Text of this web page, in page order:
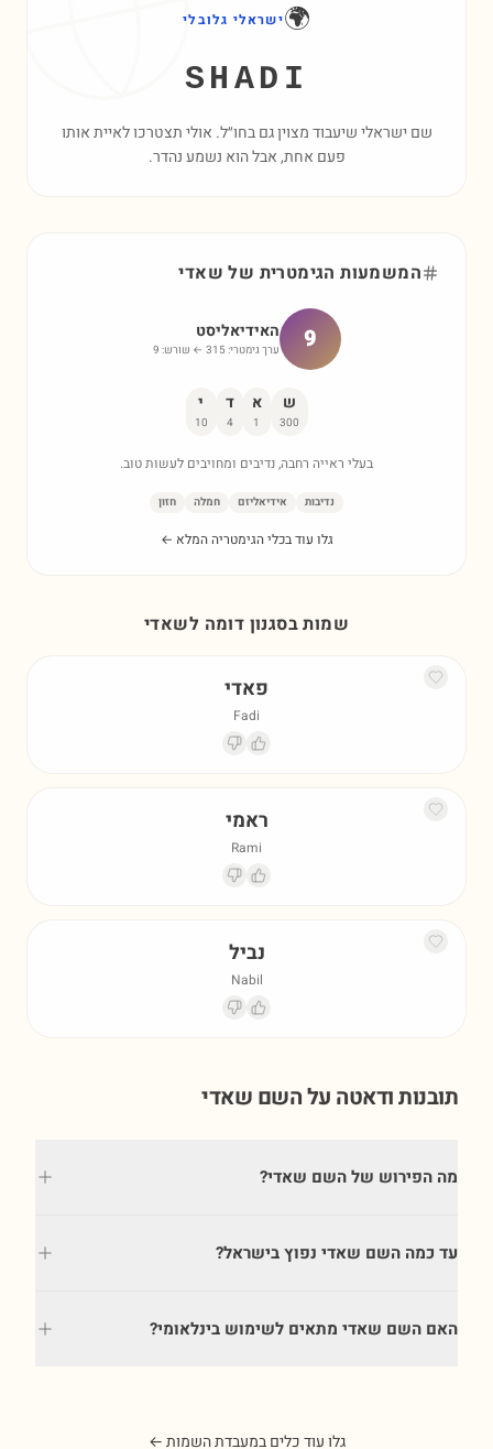
🌍ישראלי גלובלי
SHADI
שם ישראלי שיעבוד מצוין גם בחו״ל. אולי תצטרכו לאיית אותו
פעם אחת, אבל הוא נשמע נהדר.
המשמעות הגימטרית של שאדי
9 האידיאליסט
ערך גימטרי: 315 ← שורש: 9
ש
300
א
1
ד
4
י
10
בעלי ראייה רחבה, נדיבים ומחויבים לעשות טוב.
נדיבות אידיאליזם חמלה חזון
גלו עוד בכלי הגימטריה המלא ←
שמות בסגנון דומה לשאדי
פאדי
Fadi
ראמי
Rami
נביל
Nabil
תובנות ודאטה על השם שאדי
מה הפירוש של השם שאדי?
עד כמה השם שאדי נפוץ בישראל?
האם השם שאדי מתאים לשימוש בינלאומי?
גלו עוד כלים במעבדת השמות ←